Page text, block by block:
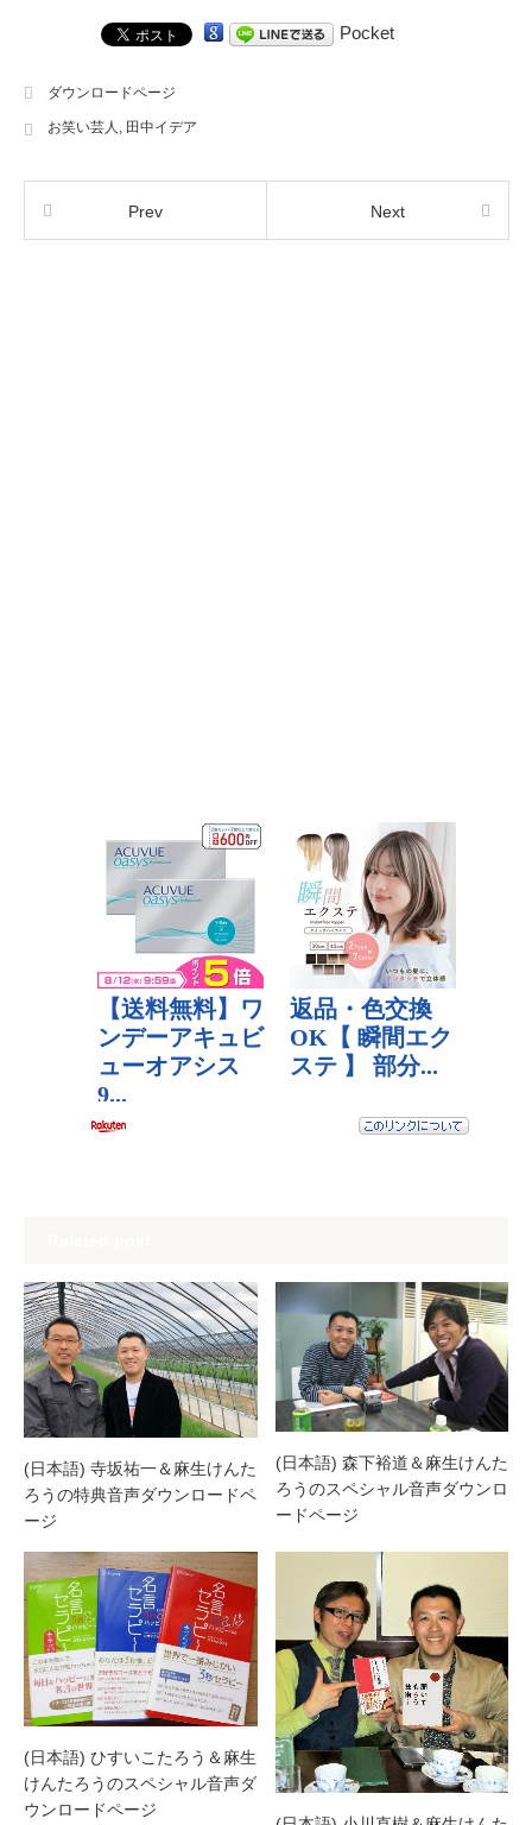
Pocket
ダウンロードページ
お笑い芸人 田中イデア
Prev Next
(日本語) 寺坂祐一＆麻生けんた
ろうの特典音声ダウンロードペ
ージ
(日本語) 森下裕道＆麻生けんた
ろうのスペシャル音声ダウンロ
ードページ
(日本語) ひすいこたろう＆麻生
けんたろうのスペシャル音声ダ
ウンロードページ